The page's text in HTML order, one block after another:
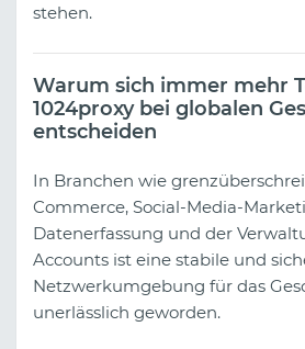
stehen.
Warum sich immer mehr
1024proxy bei globalen
entscheiden
In Branchen wie
Commerce, Social-Media-
Datenerfassung und der
Accounts ist eine stabile und
Netzwerkumgebung für das
unerlässlich geworden.